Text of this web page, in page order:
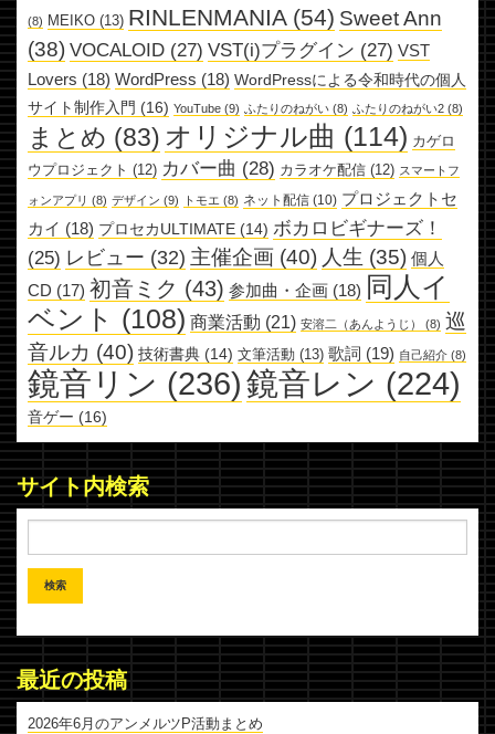
(8) MEIKO (13) RINLENMANIA(54) Sweet Ann
(38) VOCALOID (27) VST(i)プラグイン (27) VST
Lovers (18) WordPress (18) WordPressによる令和時代の個人
サイト制作入門 (16) YouTube (9) ふたりのねがい (8) ふたりのねがい2 (8)
まとめ (83) オリジナル曲 (114) カゲロ
ウプロジェクト (12) カバー曲 (28) カラオケ配信 (12) スマートフ
ォンアプリ (8) デザイン (9) トモエ (8) ネット配信 (10) プロジェクトセ
カイ (18) プロセカULTIMATE (14) ボカロビギナーズ！
(25) レビュー (32) 主催企画 (40) 人生 (35) 個人
CD (17) 初音ミク (43) 参加曲・企画 (18) 同人イ
ベント (108) 商業活動 (21) 安溶二（あんようじ） (8) 巡
音ルカ (40) 技術書典 (14) 文筆活動 (13) 歌詞 (19) 自己紹介 (8)
鏡音リン (236)鏡音レン (224)
音ゲー (16)
サイト内検索
最近の投稿
2026年6月のアンメルツP活動まとめ